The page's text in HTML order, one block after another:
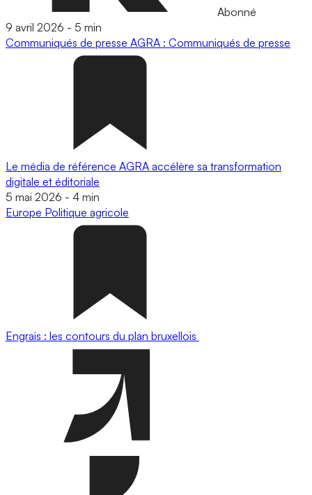
Abonné
9 avril 2026 - 5 min
Communiqués de presse AGRA : Communiqués de presse
Le média de référence AGRA accélère sa transformation
digitale et éditoriale
5 mai 2026 - 4 min
Europe Politique agricole
Engrais : les contours du plan bruxellois